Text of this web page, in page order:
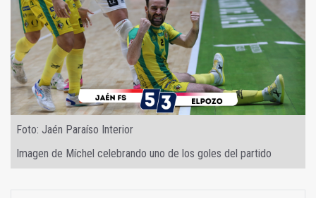
Foto: Jaén Paraíso Interior
Imagen de Míchel celebrando uno de los goles del partido